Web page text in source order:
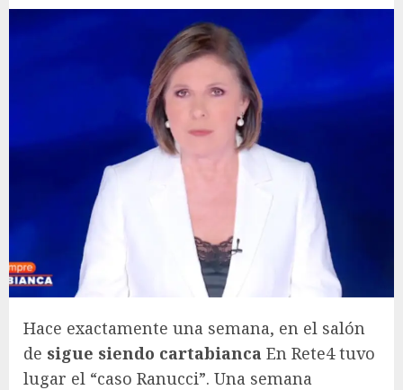
Hace exactamente una semana, en el salón
de sigue siendo cartabianca En Rete4 tuvo
lugar el “caso Ranucci”. Una semana